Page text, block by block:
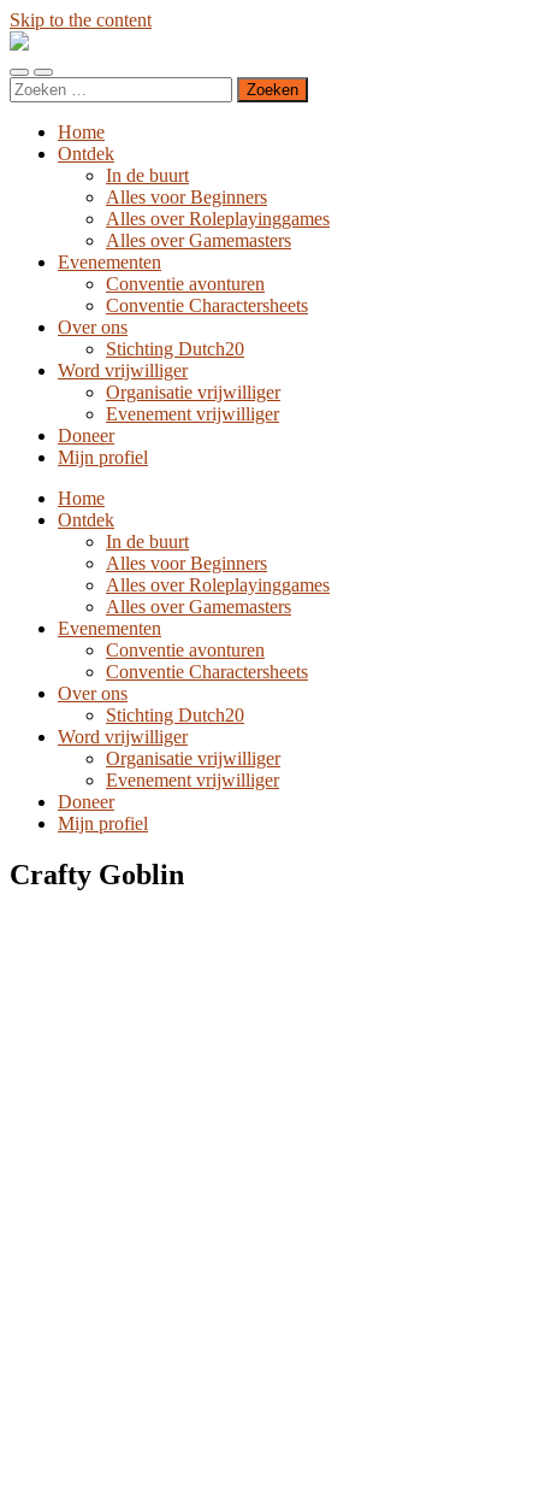
Skip to the content
Stichting
Toggle
mobile
Toggle
search
Zoeken
naar:
Home
Ontdek
In de buurt
Alles voor Beginners
Alles over Roleplayinggames
Alles over Gamemasters
Evenementen
Conventie avonturen
Conventie Charactersheets
Over ons
Stichting Dutch20
Word vrijwilliger
Organisatie vrijwilliger
Evenement vrijwilliger
Doneer
Mijn profiel
Home
Ontdek
In de buurt
Alles voor Beginners
Alles over Roleplayinggames
Alles over Gamemasters
Evenementen
Conventie avonturen
Conventie Charactersheets
Over ons
Stichting Dutch20
Word vrijwilliger
Organisatie vrijwilliger
Evenement vrijwilliger
Doneer
Mijn profiel
Crafty Goblin